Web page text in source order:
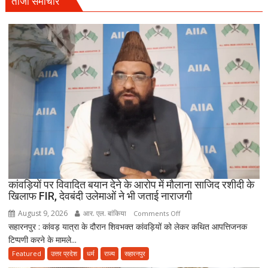
बोलीं-
‘राजनीति
कांवड़ियों पर विवादित बयान देने के आरोप में मौलाना साजिद रशीदी के
खिलाफ FIR, देवबंदी उलेमाओं ने भी जताई नाराजगी
August 9, 2026 आर. एल. बांकिया Comments Offon
कांवड़ियों
सहारनपुर : कांवड़ यात्रा के दौरान शिवभक्त कांवड़ियों को लेकर कथित आपत्तिजनक
टिप्पणी करने के मामले...
Featured उत्तर प्रदेश धर्म राज्य सहारनपुर